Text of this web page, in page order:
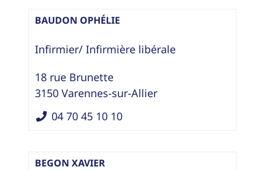
BAUDON OPHÉLIE
Infirmier/ Infirmière libérale
18 rue Brunette
3150 Varennes-sur-Allier
04 70 45 10 10
BEGON XAVIER